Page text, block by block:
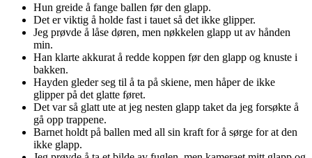
Hun greide å fange ballen før den glapp.
Det er viktig å holde fast i tauet så det ikke glipper.
Jeg prøvde å låse døren, men nøkkelen glapp ut av hånden
min.
Han klarte akkurat å redde koppen før den glapp og knuste i
bakken.
Hayden gleder seg til å ta på skiene, men håper de ikke
glipper på det glatte føret.
Det var så glatt ute at jeg nesten glapp taket da jeg forsøkte å
gå opp trappene.
Barnet holdt på ballen med all sin kraft for å sørge for at den
ikke glapp.